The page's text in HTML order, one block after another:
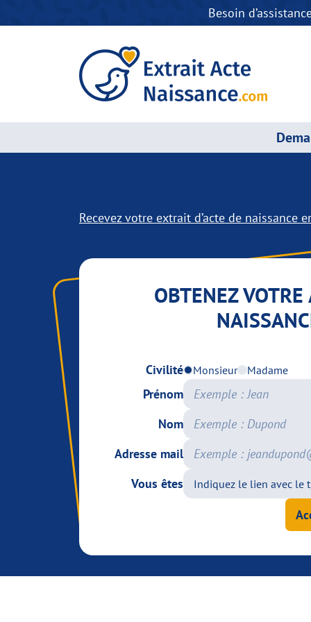
Besoin
Recevez votre extrait d’acte de naissance
OBTENEZ VOTRE
Civilité Monsieur Madame
Prénom
Nom
Adresse mail
Vous êtes